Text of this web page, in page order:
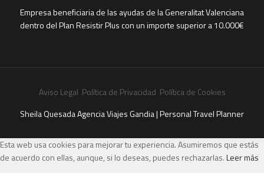
Empresa beneficiaria de las ayudas de la Generalitat Valenciana
dentro del Plan Resistir Plus con un importe superior a 10.000€
Aviso Legal Política de Privacidad Política de Cookies
Sheila Quesada Agencia Viajes Gandia | Personal Travel Planner
Esta web usa cookies para mejorar tu experiencia. Asumiremos que estás
de acuerdo con ellas, aunque, si lo deseas, puedes rechazarlas.Leer más